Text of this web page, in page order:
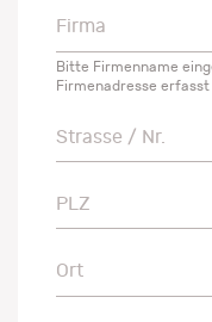
Firma
Firma
Bitte Firmenname
Firmenadresse erfasst
Strasse / Nr.
Strasse / Nr.
PLZ
PLZ
Ort
Ort